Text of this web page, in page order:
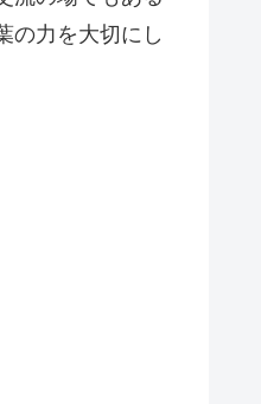
の力を大切にし